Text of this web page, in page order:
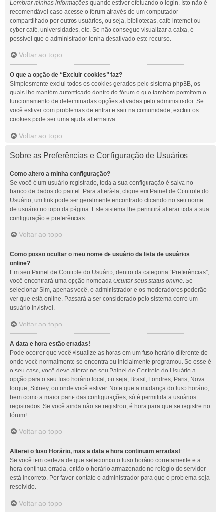
Lembrar minhas informações quando estiver efetuando o login. Isto não é
recomendável caso acesse o fórum através de um computador
compartilhado por outros usuários, ou seja, bibliotecas, café internet ou
cyber café, universidades, etc. Se não consegue visualizar a caixa, é
possível que o administrador tenha desativado este recurso.
Voltar ao topo
O que a opção de “Excluir cookies” faz?
Simplesmente exclui todos os cookies gerados pelo sistema phpBB, os
quais lhe mantém autenticado dentro do fórum e que também permitem o
funcionamento de determinadas opções ativadas pelo administrador. Se
você estiver com problemas de entrar e sair na comunidade, excluir os
cookies pode ser uma ajuda alternativa.
Voltar ao topo
Sobre as Preferências e Configuração de Usuários
Como altero a minha configuração?
Se você é um usuário registrado, toda a sua configuração é salva no
banco de dados do painel. Para alterá-la, clique em Painel de Controle do
Usuário; um link pode ser geralmente encontrado clicando no seu nome
de usuário no topo da página. Este sistema lhe permitirá alterar toda a sua
configuração e preferências.
Voltar ao topo
Como posso ocultar o meu nome de usuário da lista de usuários
online?
Em seu Painel de Controle do Usuário, dentro da categoria “Preferências”,
você encontrará uma opção nomeada Ocultar seus status online. Se
selecionar Sim, apenas você, o administrador e os moderadores poderão
ver que está online. Passará a ser considerado pelo sistema como um
usuário invisível.
Voltar ao topo
A data e hora estão erradas!
Pode ocorrer que você visualize as horas em um fuso horário diferente de
onde você normalmente se encontra ou inicialmente programou. Se esse é
o seu caso, você deve alterar no seu Painel de Controle do Usuário a
opção para o seu fuso horário local, ou seja, Brasil, Londres, Paris, Nova
Iorque, Sidney, ou onde você estiver. Note que a mudança do fuso horário,
bem como a maior parte das configurações, só é permitida a usuários
registrados. Se você ainda não se registrou, é hora para que se registre no
fórum!
Voltar ao topo
Alterei o fuso Horário, mas a data e hora continuam erradas!
Se você tem certeza de que selecionou o fuso horário corretamente e a
hora continua errada, então o horário armazenado no relógio do servidor
está incorreto. Por favor, contate o administrador para que o problema seja
resolvido.
Voltar ao topo